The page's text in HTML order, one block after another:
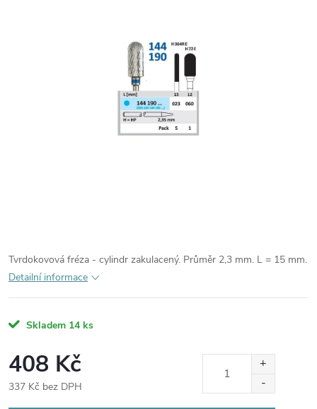
Tvrdokovová fréza - cylindr zakulacený. Průměr 2,3 mm. L = 15 mm.
Detailní informace
Skladem 14 ks
408 Kč
337 Kč bez DPH